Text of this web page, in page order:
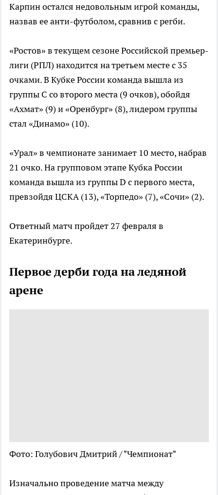
Карпин остался недовольным игрой команды,
назвав ее анти-футболом, сравнив с регби.
«Ростов» в текущем сезоне Российской премьер-
лиги (РПЛ) находится на третьем месте с 35
очками. В Кубке России команда вышла из
группы C со второго места (9 очков), обойдя
«Ахмат» (9) и «Оренбург» (8), лидером группы
стал «Динамо» (10).
«Урал» в чемпионате занимает 10 место, набрав
21 очко. На групповом этапе Кубка России
команда вышла из группы D с первого места,
превзойдя ЦСКА (13), «Торпедо» (7), «Сочи» (2).
Ответный матч пройдет 27 февраля в
Екатеринбурге.
Первое дерби года на ледяной
арене
Фото: Голубович Дмитрий / "Чемпионат"
Изначально проведение матча между